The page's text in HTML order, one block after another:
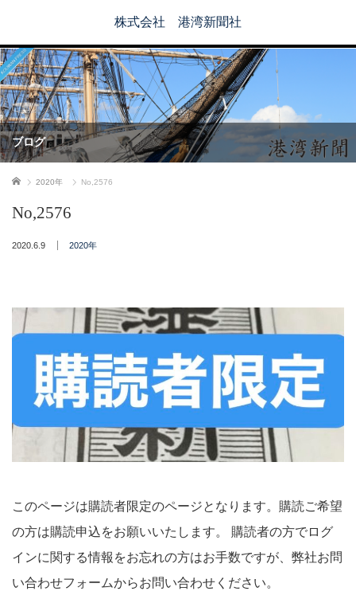
株式会社 港湾新聞社
ブログ
ホーム 2020年 No,2576
No,2576
2020.6.9 2020年
このページは購読者限定のページとなります。購読ご希望
の方は購読申込をお願いいたします。 購読者の方でログ
インに関する情報をお忘れの方はお手数ですが、弊社お問
い合わせフォームからお問い合わせください。